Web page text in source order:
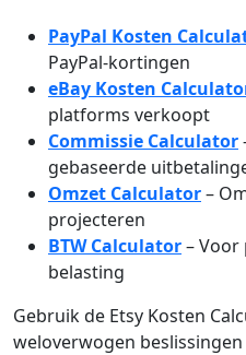
PayPal Kosten
PayPal-kortingen
eBay Kosten
platforms verkoopt
Commissie Calculator
gebaseerde
Omzet Calculator–
projecteren
BTW Calculator–
belasting
Gebruik de Etsy Kosten
weloverwogen